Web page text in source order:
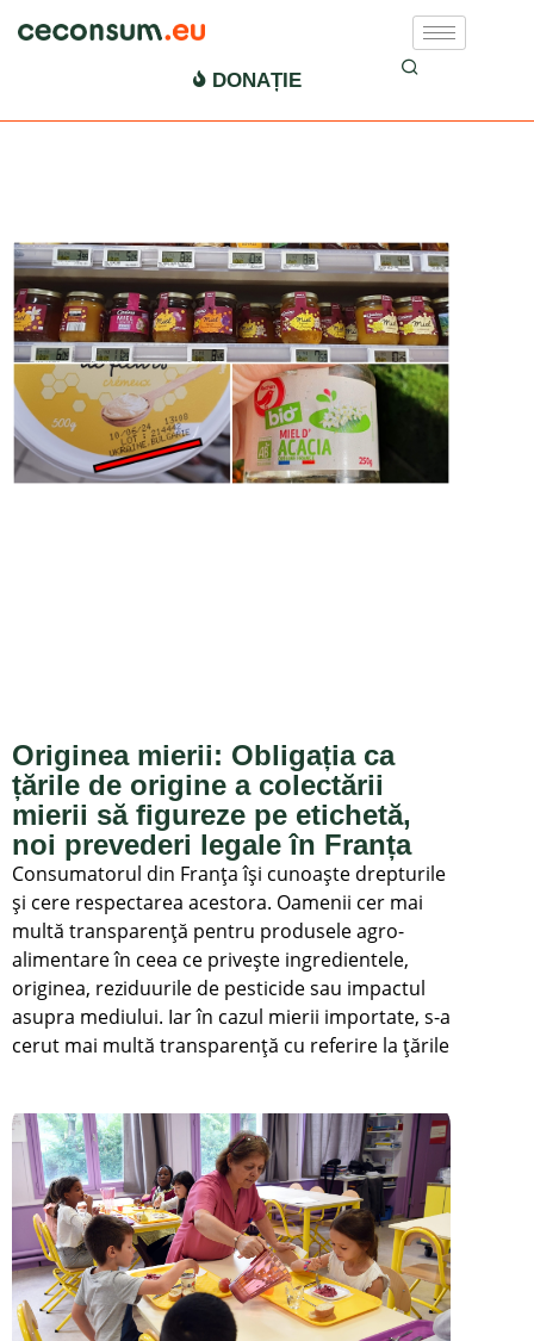
ACTUALITATE
DONAȚIE
Originea mierii: Obligația ca
țările de origine a colectării
mierii să figureze pe etichetă,
noi prevederi legale în Franța
Consumatorul din Franța își cunoaște drepturile
și cere respectarea acestora. Oamenii cer mai
multă transparență pentru produsele agro-
alimentare în ceea ce privește ingredientele,
originea, reziduurile de pesticide sau impactul
asupra mediului. Iar în cazul mierii importate, s-a
cerut mai multă transparență cu referire la țările